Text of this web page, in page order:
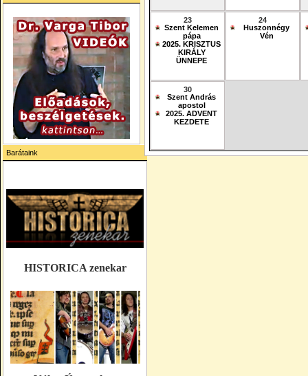
Barátaink
HISTORICA zenekar
23
Szent Kelemen
pápa
2025. KRISZTUS
KIRÁLY
ÜNNEPE
24
Huszonnégy
Vén
30
Szent András
apostol
2025. ADVENT
KEZDETE